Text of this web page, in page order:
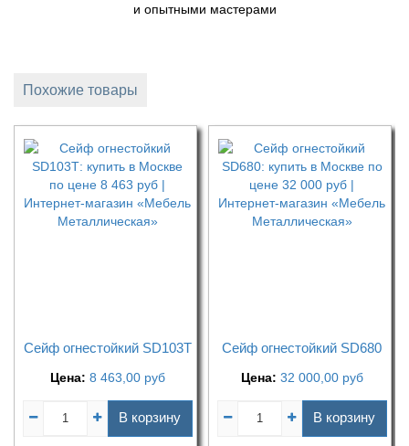
и опытными мастерами
Похожие товары
Сейф огнестойкий SD103Т
Цена: 8 463,00 руб
В корзину
Сейф огнестойкий SD680
Цена: 32 000,00 руб
В корзину